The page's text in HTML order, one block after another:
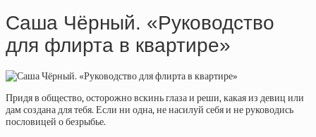
Саша Чёрный. «Руководство
для флирта в квартире»
Придя в общество, осторожно вскинь глаза и реши, какая из девиц или
дам создана для тебя. Если ни одна, не насилуй себя и не руководись
пословицей о безрыбье.